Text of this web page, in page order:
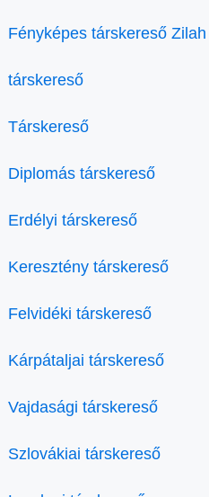
Fényképes társkereső Zilah
társkereső
Társkereső
Diplomás társkereső
Erdélyi társkereső
Keresztény társkereső
Felvidéki társkereső
Kárpátaljai társkereső
Vajdasági társkereső
Szlovákiai társkereső